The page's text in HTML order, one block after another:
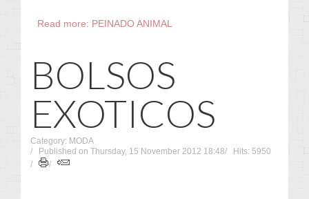
Read more: PEINADO ANIMAL
BOLSOS
EXOTICOS
Category: MODA
Published on Thursday, 15 November 2012 18:48
Hits: 5950